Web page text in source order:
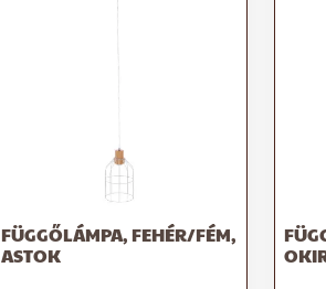
FÜGGŐLÁMPA, FEHÉR/FÉM,
ASTOK